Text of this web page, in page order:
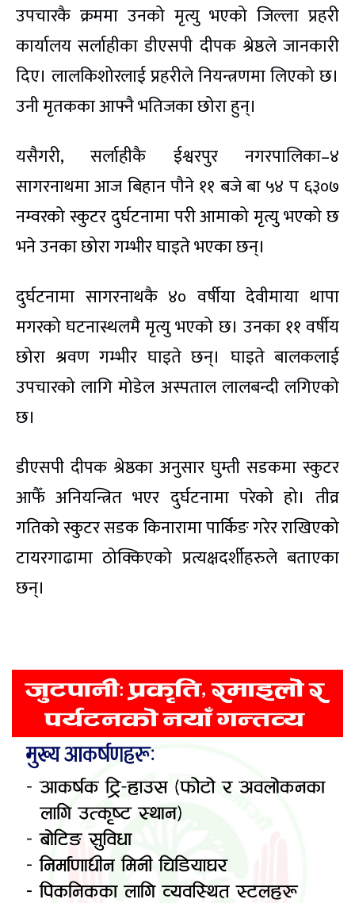
उपचारकै क्रममा उनको मृत्यु भएको जिल्ला प्रहरी
कार्यालय सर्लाहीका डीएसपी दीपक श्रेष्ठले जानकारी
दिए। लालकिशोरलाई प्रहरीले नियन्त्रणमा लिएको छ।
उनी मृतकका आफ्नै भतिजका छोरा हुन्।
यसैगरी, सर्लाहीकै ईश्वरपुर नगरपालिका–४
सागरनाथमा आज बिहान पौने ११ बजे बा ५४ प ६३०७
नम्वरको स्कुटर दुर्घटनामा परी आमाको मृत्यु भएको छ
भने उनका छोरा गम्भीर घाइते भएका छन्।
दुर्घटनामा सागरनाथकै ४० वर्षीया देवीमाया थापा
मगरको घटनास्थलमै मृत्यु भएको छ। उनका ११ वर्षीय
छोरा श्रवण गम्भीर घाइते छन्। घाइते बालकलाई
उपचारको लागि मोडेल अस्पताल लालबन्दी लगिएको
छ।
डीएसपी दीपक श्रेष्ठका अनुसार घुम्ती सडकमा स्कुटर
आफैँ अनियन्त्रित भएर दुर्घटनामा परेको हो। तीव्र
गतिको स्कुटर सडक किनारामा पार्किङ गरेर राखिएको
टायरगाढामा ठोक्किएको प्रत्यक्षदर्शीहरुले बताएका
छन्।